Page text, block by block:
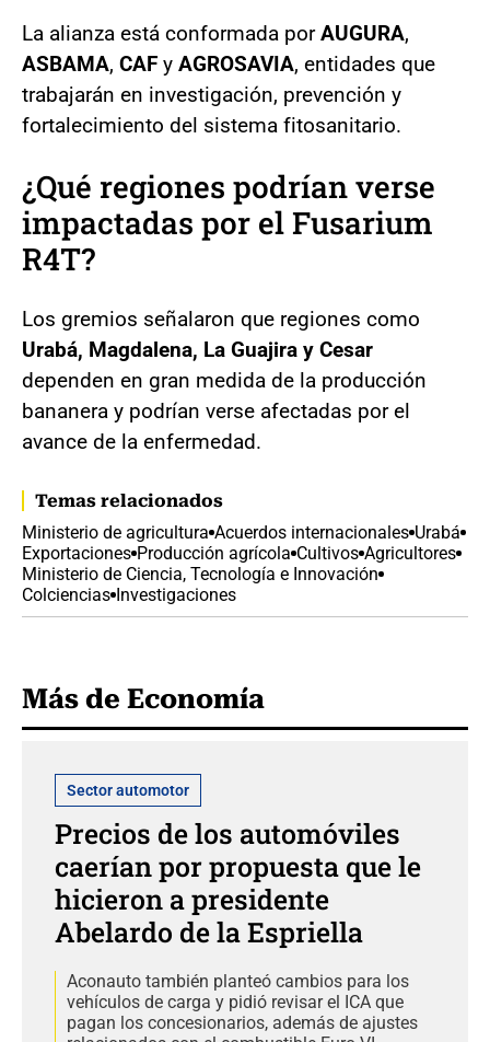
La alianza está conformada porAUGURA,
ASBAMA, CAF y AGROSAVIA, entidades que
trabajarán en investigación, prevención y
fortalecimiento del sistema fitosanitario.
¿Qué regiones podrían verse
impactadas por el Fusarium
R4T?
Los gremios señalaron que regiones como
Urabá, Magdalena, La Guajira y Cesar
dependen en gran medida de la producción
bananera y podrían verse afectadas por el
avance de la enfermedad.
Temas relacionados
Ministerio de agricultura Acuerdos internacionales Urabá
Exportaciones Producción agrícola Cultivos Agricultores
Ministerio de Ciencia, Tecnología e Innovación
Colciencias Investigaciones
Más de Economía
Sector automotor
Precios de los automóviles
caerían por propuesta que le
hicieron a presidente
Abelardo de la Espriella
Aconauto también planteó cambios para los
vehículos de carga y pidió revisar el ICA que
pagan los concesionarios, además de ajustes